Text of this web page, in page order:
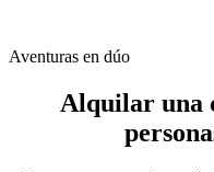
Aventuras en dúo
Alquilar una